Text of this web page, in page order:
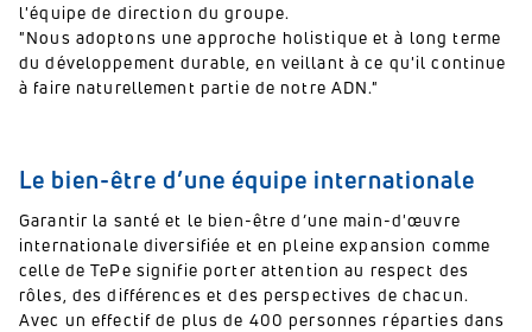
l'équipe de direction du groupe.
"Nous adoptons une approche holistique et à long terme
du développement durable, en veillant à ce qu'il continue
à faire naturellement partie de notre ADN."
Le bien-être d’une équipe internationale
Garantir la santé et le bien-être d’une main-d'œuvre
internationale diversifiée et en pleine expansion comme
celle de TePe signifie porter attention au respect des
rôles, des différences et des perspectives de chacun.
Avec un effectif de plus de 400 personnes réparties dans